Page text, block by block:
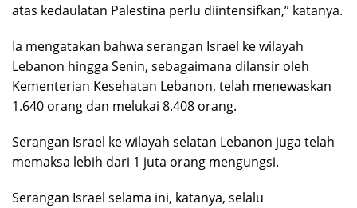
atas kedaulatan Palestina perlu diintensifkan,” katanya.
Ia mengatakan bahwa serangan Israel ke wilayah
Lebanon hingga Senin, sebagaimana dilansir oleh
Kementerian Kesehatan Lebanon, telah menewaskan
1.640 orang dan melukai 8.408 orang.
Serangan Israel ke wilayah selatan Lebanon juga telah
memaksa lebih dari 1 juta orang mengungsi.
Serangan Israel selama ini, katanya, selalu